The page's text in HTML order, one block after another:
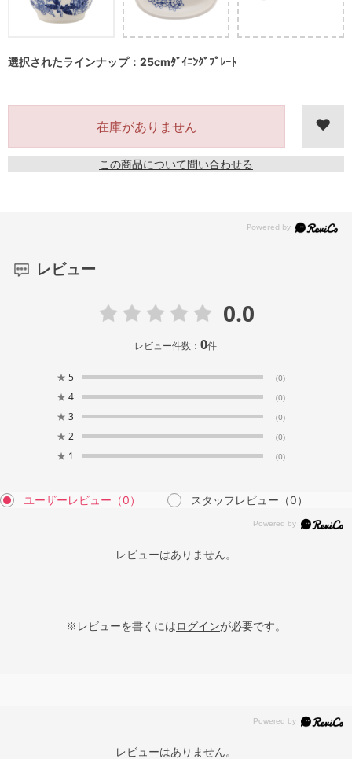
選択されたラインナップ：25cmﾀﾞｲﾆﾝｸﾞﾌﾟﾚｰﾄ
在庫がありません
この商品について問い合わせる
レビュー
0.0
レビュー件数：0件
★ 5 (0)
★ 4 (0)
★ 3 (0)
★ 2 (0)
★ 1 (0)
ユーザーレビュー （0） スタッフレビュー （0）
レビューはありません。
※レビューを書くにはログインが必要です。
レビューはありません。